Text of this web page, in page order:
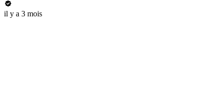
il y a 3 mois